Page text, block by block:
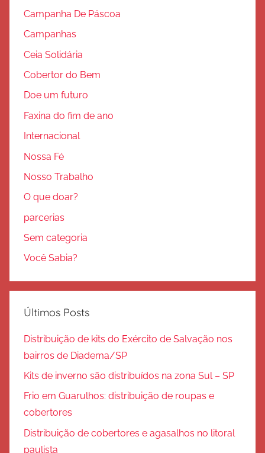
Campanha De Páscoa
Campanhas
Ceia Solidária
Cobertor do Bem
Doe um futuro
Faxina do fim de ano
Internacional
Nossa Fé
Nosso Trabalho
O que doar?
parcerias
Sem categoria
Você Sabia?
Últimos Posts
Distribuição de kits do Exército de Salvação nos
bairros de Diadema/SP
Kits de inverno são distribuídos na zona Sul – SP
Frio em Guarulhos: distribuição de roupas e
cobertores
Distribuição de cobertores e agasalhos no litoral
paulista